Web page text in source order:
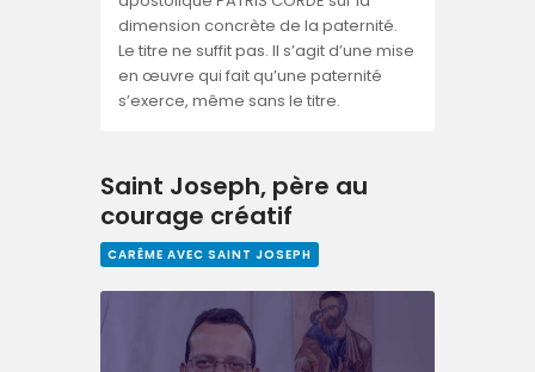
dimension concrète de la paternité.
Le titre ne suffit pas. Il s’agit d’une mise
en œuvre qui fait qu’une paternité
s’exerce, même sans le titre.
Saint Joseph, père au
courage créatif
CARÊME AVEC SAINT JOSEPH